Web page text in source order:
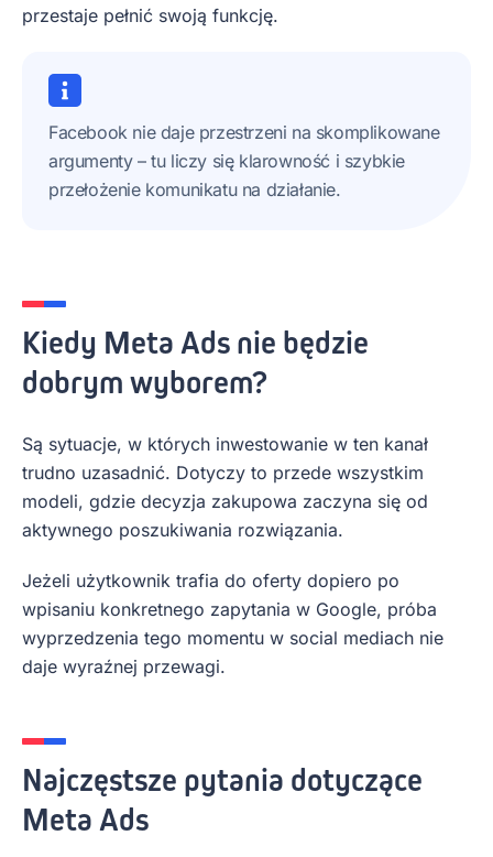
przestaje pełnić swoją funkcję.
Facebook nie daje przestrzeni na skomplikowane
argumenty – tu liczy się klarowność i szybkie
przełożenie komunikatu na działanie.
Kiedy Meta Ads nie będzie
dobrym wyborem?
Są sytuacje, w których inwestowanie w ten kanał
trudno uzasadnić. Dotyczy to przede wszystkim
modeli, gdzie decyzja zakupowa zaczyna się od
aktywnego poszukiwania rozwiązania.
Jeżeli użytkownik trafia do oferty dopiero po
wpisaniu konkretnego zapytania w Google, próba
wyprzedzenia tego momentu w social mediach nie
daje wyraźnej przewagi.
Najczęstsze pytania dotyczące
Meta Ads